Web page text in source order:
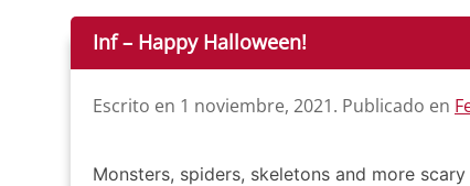
Inf – Happy Halloween!
Escrito en 1 noviembre, 2021. Publicado en
Monsters, spiders, skeletons and more